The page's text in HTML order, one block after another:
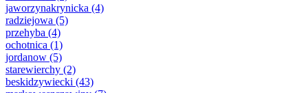
jaworzynakrynicka (4)
radziejowa (5)
przehyba (4)
ochotnica (1)
jordanow (5)
starewierchy (2)
beskidzywiecki (43)